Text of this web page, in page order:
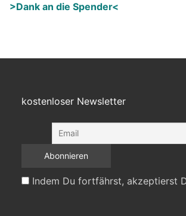
>Dank an die Spender<
kostenloser Newsletter
Indem Du fortfährst, akzeptierst